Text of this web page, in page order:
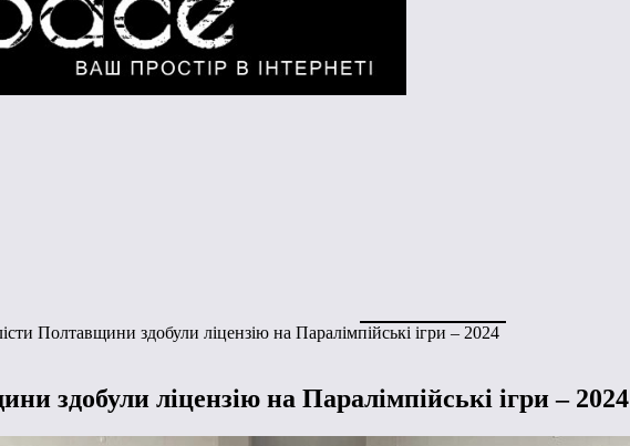
Полтавщини здобули ліцензію на Паралімпійські ігри – 2024
здобули ліцензію на Паралімпійські ігри – 2024